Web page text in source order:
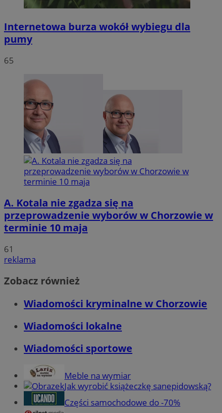
Internetowa burza wokół wybiegu dla
pumy
65
A. Kotala nie zgadza się na
przeprowadzenie wyborów w Chorzowie w
terminie 10 maja
61
reklama
Zobacz również
Wiadomości kryminalne w Chorzowie
Wiadomości lokalne
Wiadomości sportowe
Meble na wymiar
Jak wyrobić książeczkę sanepidowską?
Części samochodowe do -70%